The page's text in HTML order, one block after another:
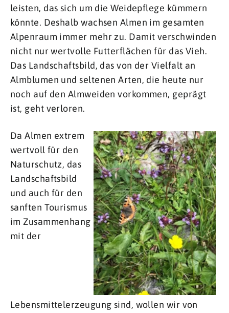
leisten, das sich um die Weidepflege kümmern
könnte. Deshalb wachsen Almen im gesamten
Alpenraum immer mehr zu. Damit verschwinden
nicht nur wertvolle Futterflächen für das Vieh.
Das Landschaftsbild, das von der Vielfalt an
Almblumen und seltenen Arten, die heute nur
noch auf den Almweiden vorkommen, geprägt
ist, geht verloren.
Da Almen extrem
wertvoll für den
Naturschutz, das
Landschaftsbild
und auch für den
sanften Tourismus
im Zusammenhang
mit der
Lebensmittelerzeugung sind, wollen wir von